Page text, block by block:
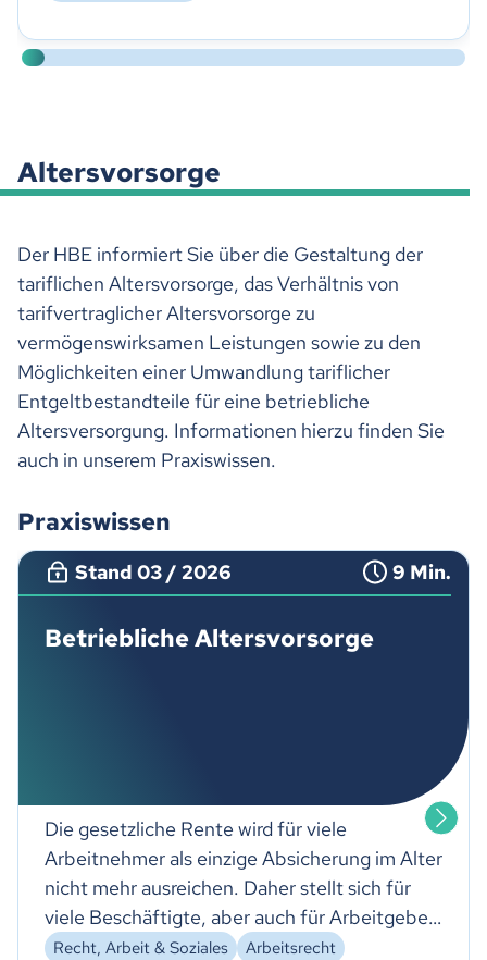
Altersvorsorge
Der HBE informiert Sie über die Gestaltung der
tariflichen Altersvorsorge, das Verhältnis von
tarifvertraglicher Altersvorsorge zu
vermögenswirksamen Leistungen sowie zu den
Möglichkeiten einer Umwandlung tariflicher
Entgeltbestandteile für eine betriebliche
Altersversorgung. Informationen hierzu finden Sie
auch in unserem Praxiswissen.
Praxiswissen
Stand 03 / 2026 9 Min.
Betriebliche Altersvorsorge
Die gesetzliche Rente wird für viele
Arbeitnehmer als einzige Absicherung im Alter
nicht mehr ausreichen. Daher stellt sich für
viele Beschäftigte, aber auch für Arbeitgeber
die Frage, welche zusätzlichen Möglichkeiten
Recht, Arbeit & Soziales
Arbeitsrecht